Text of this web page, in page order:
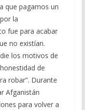
que pagamos un
la
fue para acabar
no existían.
los motivos de
de
robar”. Durante
Afganistán
para volver a